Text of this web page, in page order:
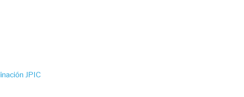
JPIC